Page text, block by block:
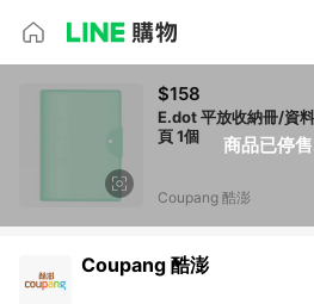
商品已停售
$158
E.dot 平放收納冊/資
頁 1個
Coupang 酷澎
Coupang 酷澎